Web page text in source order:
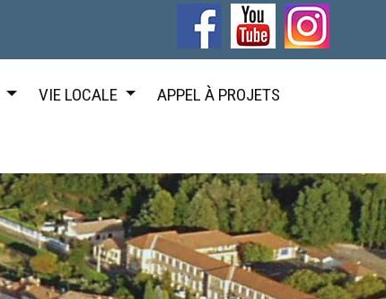
VIE LOCALE APPEL À PROJETS